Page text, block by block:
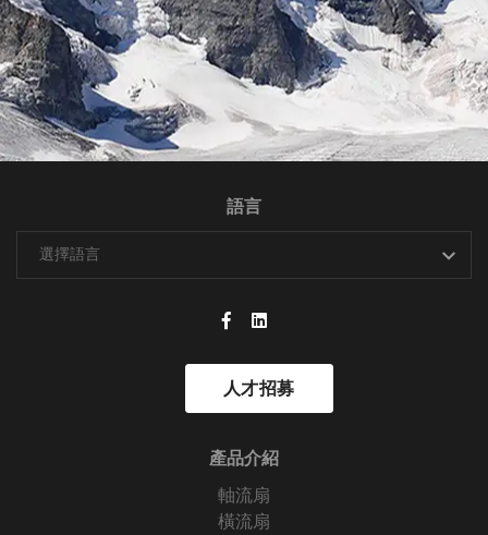
語言
人才招募
產品介紹
軸流扇
橫流扇